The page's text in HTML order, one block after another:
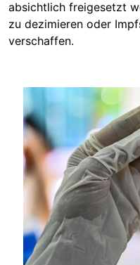
absichtlich freigesetzt
zu dezimieren oder
verschaffen.